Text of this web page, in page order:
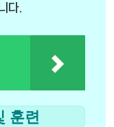
다.
훈련